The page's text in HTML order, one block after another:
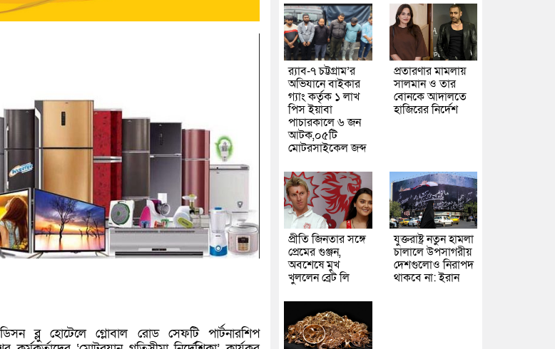
ব্লু হোটেলে গ্লোবাল রোড সেফটি পার্টনারশিপ
র‌্যাব-৭ চট্টগ্রাম’র
অভিযানে বাইকার
গ্যাং কর্তৃক ১ লাখ
পিস ইয়াবা
পাচারকালে ৬ জন
আটক,০৫টি
মোটরসাইকেল জব্দ
প্রতারণার মামলায়
সালমান ও তার
বোনকে আদালতে
হাজিরের নির্দেশ
প্রীতি জিনতার সঙ্গে
প্রেমের গুঞ্জন,
অবশেষে মুখ
খুললেন ব্রেট লি
যুক্তরাষ্ট্র নতুন হামলা
চালালে উপসাগরীয়
দেশগুলোও নিরাপদ
থাকবে না: ইরান